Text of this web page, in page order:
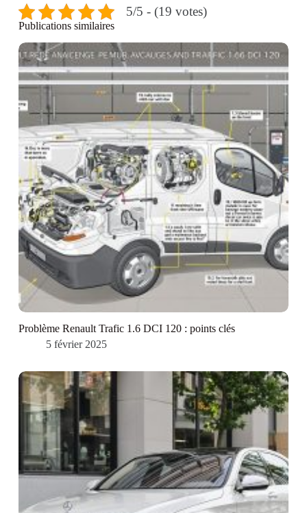
5/5 - (19 votes)
Publications similaires
Problème Renault Trafic 1.6 DCI 120 : points clés
5 février 2025